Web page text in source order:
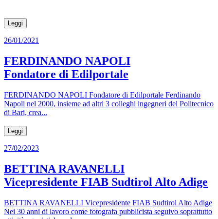
Leggi
26/01/2021
FERDINANDO NAPOLI
Fondatore di Edilportale
FERDINANDO NAPOLI Fondatore di Edilportale Ferdinando
Napoli nel 2000, insieme ad altri 3 colleghi ingegneri del Politecnico
di Bari, crea...
Leggi
27/02/2023
BETTINA RAVANELLI
Vicepresidente FIAB Sudtirol Alto Adige
BETTINA RAVANELLI Vicepresidente FIAB Sudtirol Alto Adige
Nei 30 anni di lavoro come fotografa pubblicista seguivo soprattutto